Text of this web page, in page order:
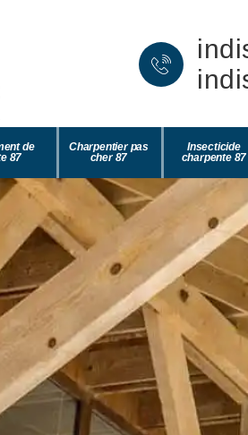
de
87
Charpentier pas
cher 87
Insecticide
charpente 87